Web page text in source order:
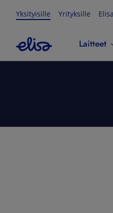
Yksityisille Yrityksille
Laitteet